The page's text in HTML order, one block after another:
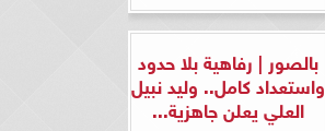
بالصور | رفاهية بلا حدود
واستعداد كامل.. وليد نبيل
العلي يعلن جاهزية...